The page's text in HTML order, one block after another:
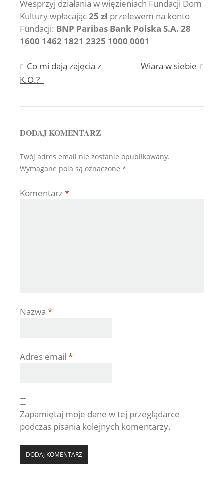
Wesprzyj działania w więzieniach Fundacji Dom
Kultury wpłacając25 zł przelewem na konto
Fundacji: BNP Paribas Bank Polska S.A. 28
1600 1462 1821 2325 1000 0001
Nawigacja
wpisu
Co mi dają zajęcia z
K.O.?
Wiara w siebie
DODAJ KOMENTARZ
Twój adres email nie zostanie opublikowany.
Wymagane pola są oznaczone *
Komentarz*
Nazwa *
Adres email *
Zapamiętaj moje dane w tej przeglądarce
podczas pisania kolejnych komentarzy.